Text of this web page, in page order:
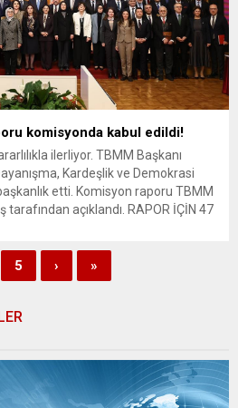
komisyonda kabul edildi!
ilerliyor. TBMM Başkanı
Kardeşlik ve Demokrasi
etti. Komisyon raporu TBMM
tarafından açıklandı. RAPOR İÇİN 47
Komisyonunun hazırladığı...
5 › »